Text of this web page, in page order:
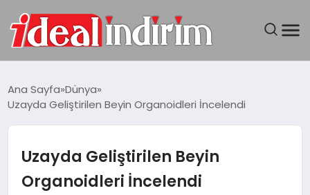
BILGISAYAR
DÜNYA
SEYAHAT
Ana Sayfa Dünya
Uzayda Geliştirilen Beyin Organoidleri İncelendi
Uzayda Geliştirilen Beyin
Organoidleri İncelendi